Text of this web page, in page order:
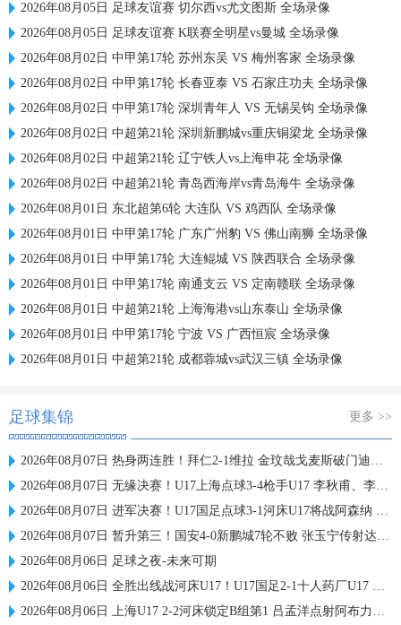
2026年08月05日 足球友谊赛 切尔西vs尤文图斯 全场录像
2026年08月05日 足球友谊赛 K联赛全明星vs曼城 全场录像
2026年08月02日 中甲第17轮 苏州东吴 VS 梅州客家 全场录像
2026年08月02日 中甲第17轮 长春亚泰 VS 石家庄功夫 全场录像
2026年08月02日 中甲第17轮 深圳青年人 VS 无锡吴钩 全场录像
2026年08月02日 中超第21轮 深圳新鹏城vs重庆铜梁龙 全场录像
2026年08月02日 中超第21轮 辽宁铁人vs上海申花 全场录像
2026年08月02日 中超第21轮 青岛西海岸vs青岛海牛 全场录像
2026年08月01日 东北超第6轮 大连队 VS 鸡西队 全场录像
2026年08月01日 中甲第17轮 广东广州豹 VS 佛山南狮 全场录像
2026年08月01日 中甲第17轮 大连鲲城 VS 陕西联合 全场录像
2026年08月01日 中甲第17轮 南通支云 VS 定南赣联 全场录像
2026年08月01日 中超第21轮 上海海港vs山东泰山 全场录像
2026年08月01日 中甲第17轮 宁波 VS 广西恒宸 全场录像
2026年08月01日 中超第21轮 成都蓉城vs武汉三镇 全场录像
足球集锦 更多 >>
2026年08月07日 热身两连胜！拜仁2-1维拉 金玟哉戈麦斯破门迪亚斯替补建功
2026年08月07日 无缘决赛！U17上海点球3-4枪手U17 李秋甫、李文博失点王启戎扑点
2026年08月07日 进军决赛！U17国足点球3-1河床U17将战阿森纳 江宇涵替补两扑点
2026年08月07日 暂升第三！国安4-0新鹏城7轮不败 张玉宁传射达万双响法比奥破门
2026年08月06日 足球之夜-未来可期
2026年08月06日 全胜出线战河床U17！U17国足2-1十人药厂U17 赵松源登场1分钟传射
2026年08月06日 上海U17 2-2河床锁定B组第1 吕孟洋点射阿布力米破门 将战A组第2